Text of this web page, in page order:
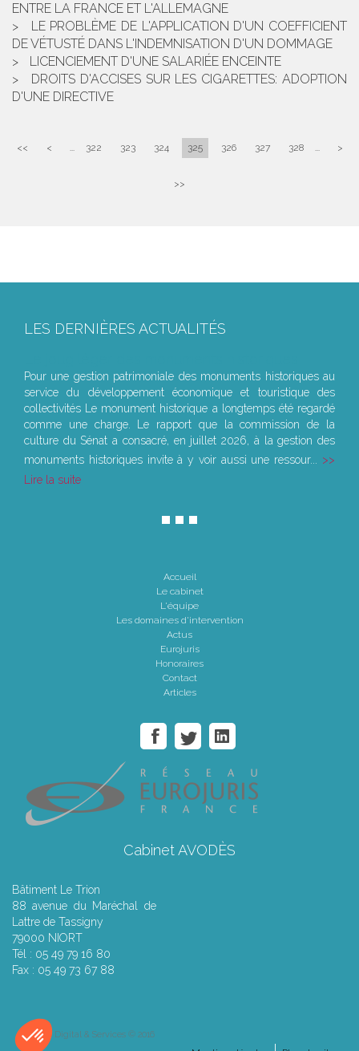
ENTRE LA FRANCE ET L'ALLEMAGNE
LE PROBLÈME DE L'APPLICATION D'UN COEFFICIENT
DE VÉTUSTÉ DANS L'INDEMNISATION D'UN DOMMAGE
LICENCIEMENT D'UNE SALARIÉE ENCEINTE
DROITS D'ACCISES SUR LES CIGARETTES: ADOPTION
D'UNE DIRECTIVE
<< < ... 322 323 324 325 326 327 328 ... >
>>
LES DERNIÈRES ACTUALITÉS
Pour une gestion patrimoniale des monuments historiques au
service du développement économique et touristique des
collectivités Le monument historique a longtemps été regardé
comme une charge. Le rapport que la commission de la
culture du Sénat a consacré, en juillet 2026, à la gestion des
monuments historiques invite à y voir aussi une ressour...
Lire la suite
Accueil
Le cabinet
L'équipe
Les domaines d'intervention
Actus
Eurojuris
Honoraires
Contact
Articles
Cabinet AVODÈS
Bâtiment Le Trion
88 avenue du Maréchal de
Lattre de Tassigny
79000 NIORT
Tél : 05 49 79 16 80
Fax : 05 49 73 67 88
Septeo Digital & Services © 2016